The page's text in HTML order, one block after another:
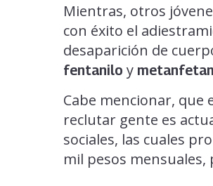
Mientras, otros
con éxito el
desaparición de
fentanilo y
Cabe mencionar, que
reclutar gente es
sociales, las cuales
mil pesos